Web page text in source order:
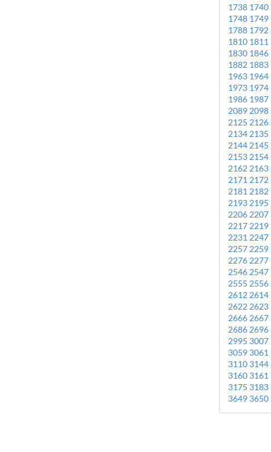
1738 1740
1748 1749
1788 1792
1810 1811
1830 1846
1882 1883
1963 1964
1973 1974
1986 1987
20892098
21252126
21342135
21442145
21532154
21622163
21712172
21812182
21932195
22062207
22172219
22312247
22572259
22762277
25462547
25552556
26122614
26222623
26662667
26862696
2995 3007
3059 3061
3110 3144
3160 3161
3175 3183
3649 3650